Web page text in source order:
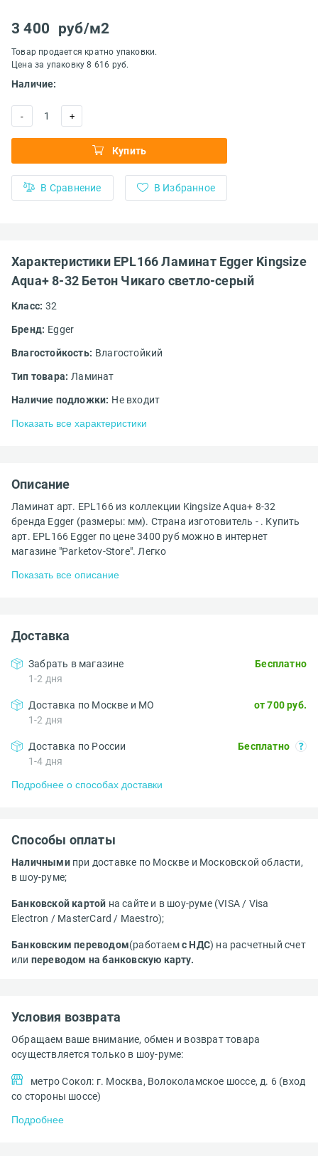
3 400 руб/м2
Товар продается кратно упаковки.
Цена за упаковку 8 616 руб.
Наличие:
- 1 +
Купить
В Сравнение В Избранное
Характеристики EPL166 Ламинат Egger Kingsize
Aqua+ 8-32 Бетон Чикаго светло-серый
Класс: 32
Бренд: Egger
Влагостойкость: Влагостойкий
Тип товара: Ламинат
Наличие подложки: Не входит
Показать все характеристики
Описание
Ламинат арт. EPL166 из коллекции Kingsize Aqua+ 8-32
бренда Egger (размеры: мм). Страна изготовитель - . Купить
арт. EPL166 Egger по цене 3400 руб можно в интернет
магазине "Parketov-Store". Легко
Показать все описание
Доставка
Забрать в магазине
1-2 дня
Бесплатно
Доставка по Москве и МО
1-2 дня
от 700 руб.
Доставка по России
1-4 дня
Бесплатно
Подробнее о способах доставки
Способы оплаты
Наличнымипри доставке по Москве и Московской области,
в шоу-руме;
Банковской картой на сайте и в шоу-руме (VISA / Visa
Electron / MasterCard / Maestro);
Банковским переводом(работаемс НДС) на расчетный счет
или переводом на банковскую карту.
Условия возврата
Обращаем ваше внимание, обмен и возврат товара
осуществляется только в шоу-руме:
метро Сокол: г. Москва, Волоколамское шоссе, д. 6 (вход
со стороны шоссе)
Подробнее